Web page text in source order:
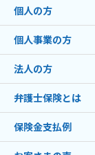
個人の方
個人事業の方
法人の方
弁護士保険とは
保険金支払例